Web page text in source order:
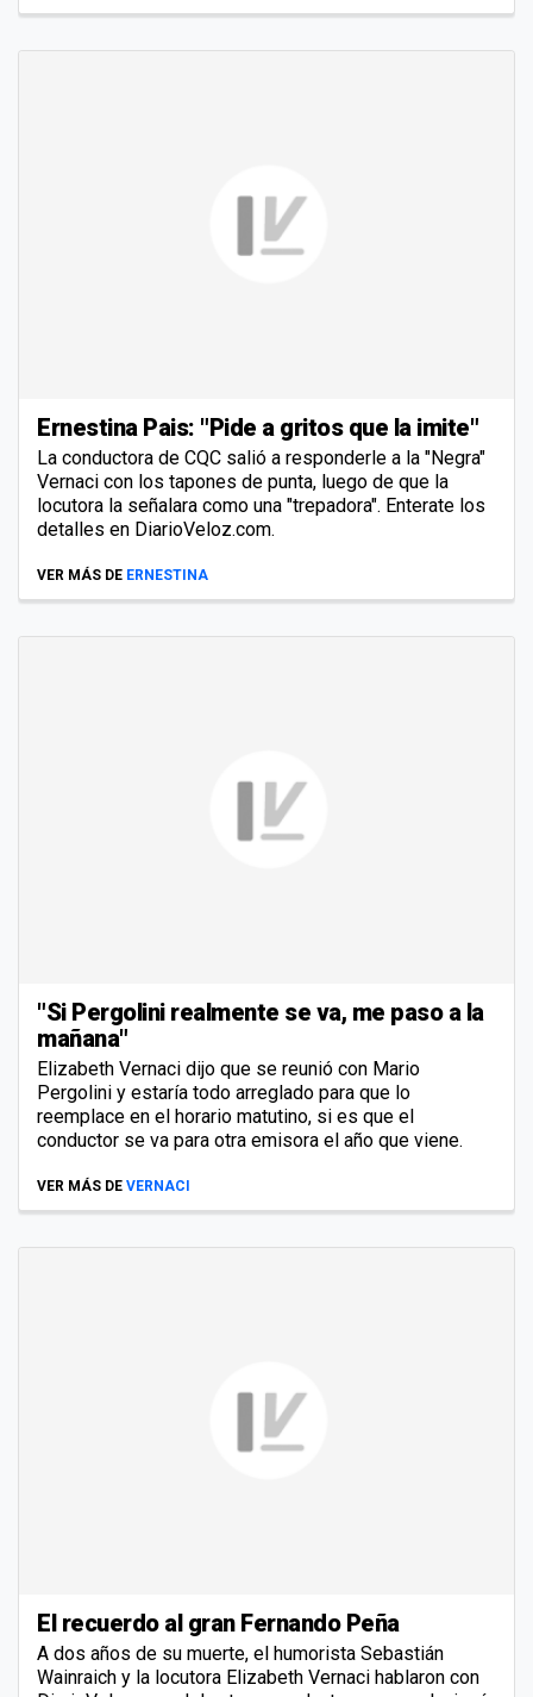
Ernestina Pais: "Pide a gritos que la imite"
La conductora de CQC salió a responderle a la "Negra"
Vernaci con los tapones de punta, luego de que la
locutora la señalara como una "trepadora". Enterate los
detalles en DiarioVeloz.com.
VER MÁS DE ERNESTINA
"Si Pergolini realmente se va, me paso a la
mañana"
Elizabeth Vernaci dijo que se reunió con Mario
Pergolini y estaría todo arreglado para que lo
reemplace en el horario matutino, si es que el
conductor se va para otra emisora el año que viene.
VER MÁS DE VERNACI
El recuerdo al gran Fernando Peña
A dos años de su muerte, el humorista Sebastián
Wainraich y la locutora Elizabeth Vernaci hablaron con